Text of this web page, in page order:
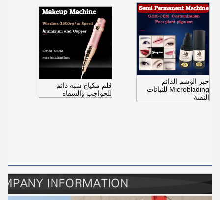
حبر الوشم الدائم
Microblading للنباتات
النقية
قلم مكياج شبه دائم
للحواجب والشفاه